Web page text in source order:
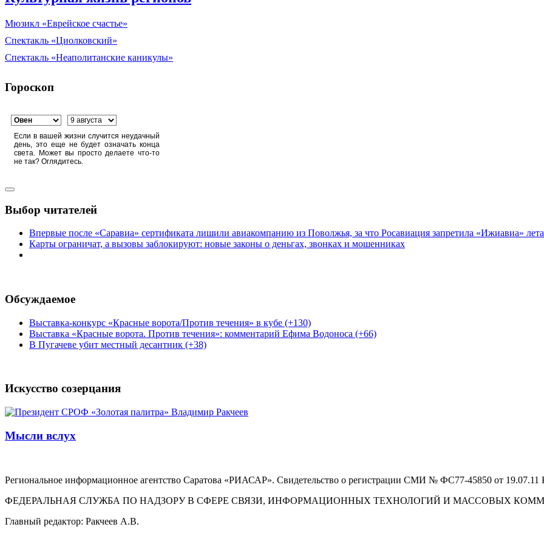
Мюзикл «Еврейское счастье»
Спектакль «Циолковский»
Спектакль «Неаполитанские каникулы»
Гороскоп
Если в вашей жизни случится неудачный
день, это еще не будет означать конца
света. Может вы просто делаете что-то
не так? Оглядитесь.
Выбор читателей
Впервые после «Саравиа» сертификата лишили авиакомпанию из Поволжья, за что Росавиация запретила «Ижиавиа»
Карты ограничат, а вызовы заблокируют: новые законы о деньгах, звонках и мошенниках
Обсуждаемое
Выставка-конкурс «Красные ворота/Против течения» в кубе (+130)
Выставка «Красные ворота. Против течения»: комментарий Ефима Водоноса (+66)
В Пугачеве убит местный десантник (+38)
Искусство созерцания
Мысли вслух
Региональное информационное агентство Саратова «РИАСАР». Свидетельство о регистрации СМИ № ФС77-45850 от
ФЕДЕРАЛЬНАЯ СЛУЖБА ПО НАДЗОРУ В СФЕРЕ СВЯЗИ, ИНФОРМАЦИОННЫХ ТЕХНОЛОГИЙ И МАССОВЫХ
Главный редактор: Ракчеев А.В.